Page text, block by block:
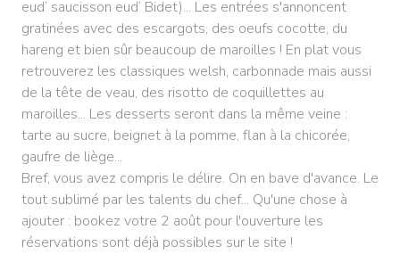
eud’ saucisson eud’ Bidet)... Les entrées s'annoncent
gratinées avec des escargots, des oeufs cocotte, du
hareng et bien sûr beaucoup de maroilles ! En plat vous
retrouverez les classiques welsh, carbonnade mais aussi
de la tête de veau, des risotto de coquillettes au
maroilles... Les desserts seront dans la même veine :
tarte au sucre, beignet à la pomme, flan à la chicorée,
gaufre de liège...
Bref, vous avez compris le délire. On en bave d'avance. Le
tout sublimé par les talents du chef... Qu'une chose à
ajouter : bookez votre 2 août pour l'ouverture les
réservations sont déjà possibles sur le site !